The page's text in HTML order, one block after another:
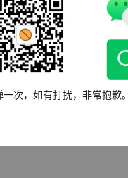
对华为专利
日口审。
次，如有打扰，非常抱歉。